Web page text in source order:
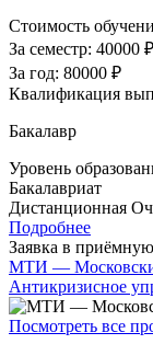
Стоимость
За семестр: 40000 ₽
За год: 80000 ₽
Квалификация
Бакалавр
Уровень
Бакалавриат
Дистанционная
Подробнее
Заявка в
МТИ —
Антикризисное
Посмотреть все